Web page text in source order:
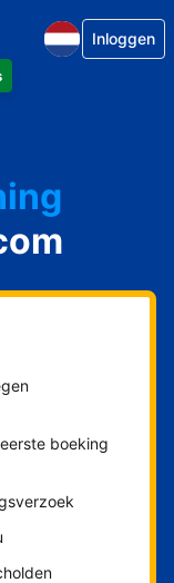
Inloggen
boeking